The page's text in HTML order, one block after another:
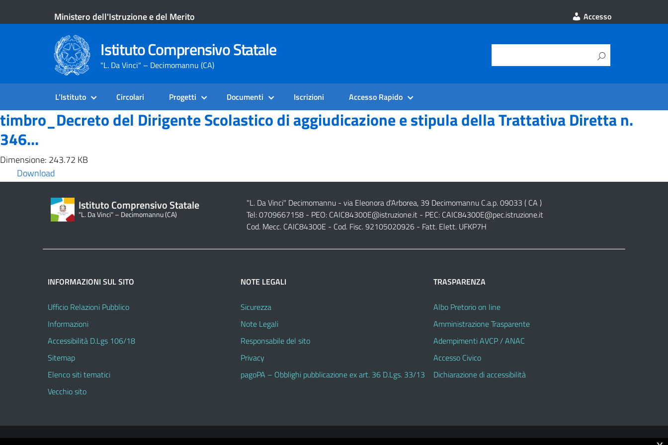
Ministero dell'Istruzione e del Merito Accesso
Istituto Comprensivo Statale
"L. Da Vinci" – Decimomannu (CA)
L’Istituto Circolari Progetti Documenti Iscrizioni Accesso Rapido
timbro_Decreto del Dirigente Scolastico di aggiudicazione e stipula della Trattativa Diretta n.
346...
Dimensione: 243.72 KB
Download
Istituto Comprensivo Statale
"L. Da Vinci" – Decimomannu (CA)
"L. Da Vinci" Decimomannu - via Eleonora d'Arborea, 39 Decimomannu C.a.p. 09033 ( CA )
Tel: 0709667158 - PEO: CAIC84300E@istruzione.it- PEC: CAIC84300E@pec.istruzione.it
Cod. Mecc. CAIC84300E - Cod. Fisc. 92105020926 - Fatt. Elett. UFKP7H
INFORMAZIONI SUL SITO
Ufficio Relazioni Pubblico
Informazioni
Accessibilità D.Lgs 106/18
Sitemap
Elenco siti tematici
Vecchio sito
NOTE LEGALI
Sicurezza
Note Legali
Responsabile del sito
Privacy
pagoPA – Obblighi pubblicazione ex art. 36 D.Lgs. 33/13
TRASPARENZA
Albo Pretorio on line
Amministrazione Trasparente
Adempimenti AVCP / ANAC
Accesso Civico
Dichiarazione di accessibilità